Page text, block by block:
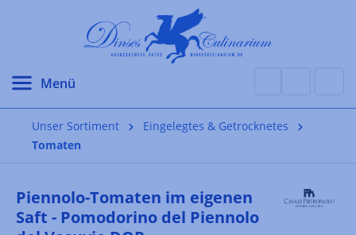
Unser Sortiment
Eingelegtes & Getrocknetes
Tomaten
Piennolo-Tomaten im eigenen
Saft - Pomodorino del Piennolo